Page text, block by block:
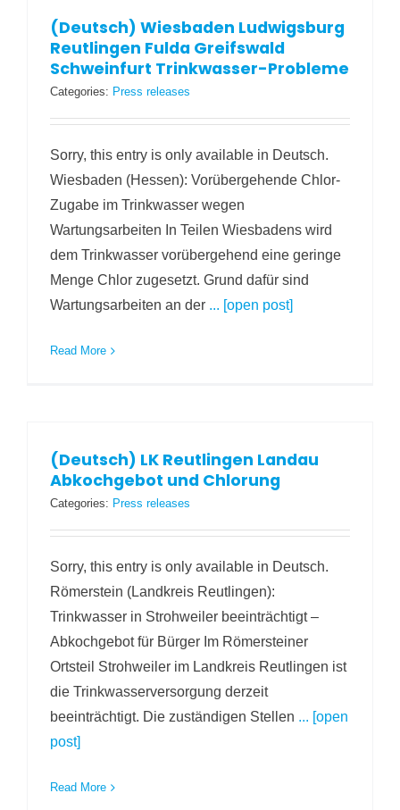
(Deutsch) Wiesbaden Ludwigsburg
Reutlingen Fulda Greifswald
Schweinfurt Trinkwasser-Probleme
Categories: Press releases
Sorry, this entry is only available in Deutsch.
Wiesbaden (Hessen): Vorübergehende Chlor-
Zugabe im Trinkwasser wegen
Wartungsarbeiten In Teilen Wiesbadens wird
dem Trinkwasser vorübergehend eine geringe
Menge Chlor zugesetzt. Grund dafür sind
Wartungsarbeiten an der ... [open post]
Read More
(Deutsch) LK Reutlingen Landau
Abkochgebot und Chlorung
Categories: Press releases
Sorry, this entry is only available in Deutsch.
Römerstein (Landkreis Reutlingen):
Trinkwasser in Strohweiler beeinträchtigt –
Abkochgebot für Bürger Im Römersteiner
Ortsteil Strohweiler im Landkreis Reutlingen ist
die Trinkwasserversorgung derzeit
beeinträchtigt. Die zuständigen Stellen ... [open
post]
Read More